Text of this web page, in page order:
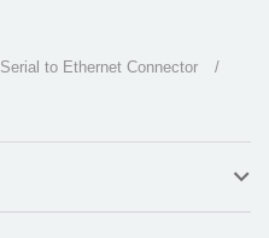
Serial to Ethernet Connector
/